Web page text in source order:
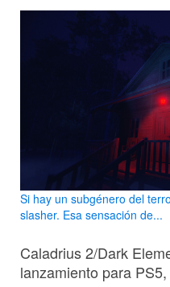
Si hay un subgénero del
slasher. Esa sensación de...
Caladrius 2/Dark
lanzamiento para